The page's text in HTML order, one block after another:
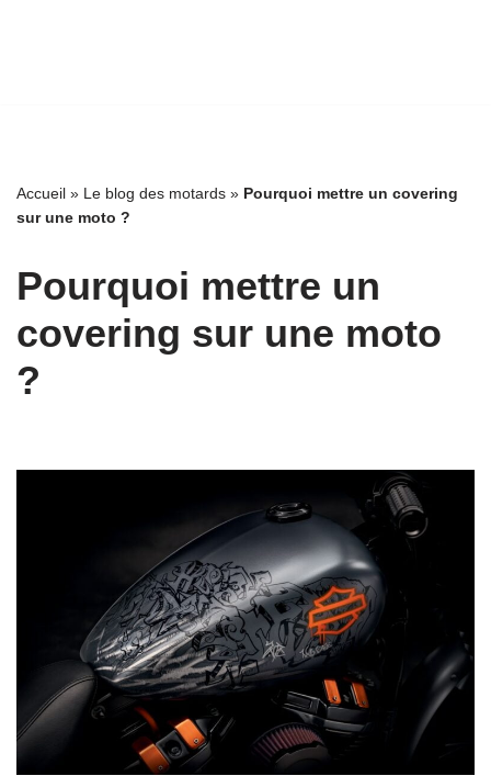
Accueil » Le blog des motards » Pourquoi mettre un covering
sur une moto ?
Pourquoi mettre un
covering sur une moto
?